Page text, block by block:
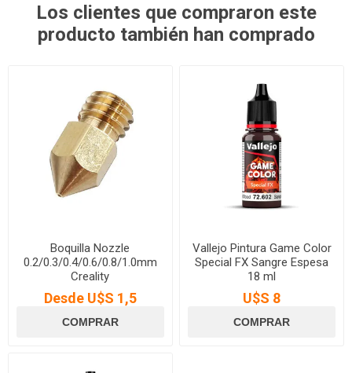
Los clientes que compraron este
producto también han comprado
Boquilla Nozzle
0.2/0.3/0.4/0.6/0.8/1.0mm
Creality
Desde U$S 1,5
Vallejo Pintura Game Color
Special FX Sangre Espesa
18 ml
U$S 8